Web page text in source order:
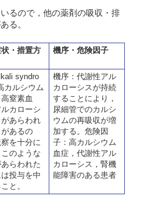
るので，他の薬剤の吸収・排
る。
・措置方
機序・危険因子
syndro
カルシウム
窒素血
カローシ
あらわれ
あるの
を十分に
のような
らわれた
投与を中
と。
機序：代謝性アル
カローシスが持続
することにより，
尿細管でのカルシ
ウムの再吸収が増
加する。危険因
子：高カルシウム
血症，代謝性アル
カローシス，腎機
能障害のある患者